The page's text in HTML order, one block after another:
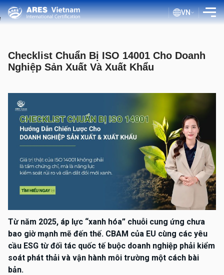
DỊCH VỤ
BLOG ISO
KHÁCH HÀNG
TRA CỨU CHỨNG NHẬN
VN
Checklist Chuẩn Bị ISO 14001 Cho Doanh
Nghiệp Sản Xuất Và Xuất Khẩu
Từ năm 2025, áp lực “xanh hóa” chuỗi cung ứng chưa
bao giờ mạnh mẽ đến thế. CBAM của EU cùng các yêu
cầu ESG từ đối tác quốc tế buộc doanh nghiệp phải kiểm
soát phát thải và vận hành môi trường một cách bài
bản.